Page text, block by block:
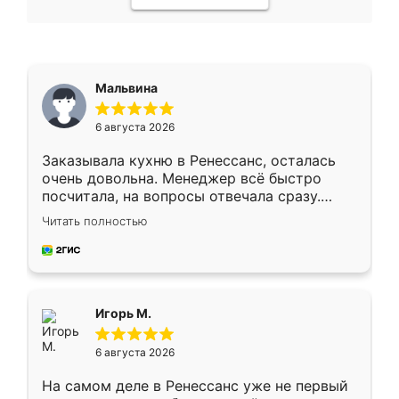
Мальвина
6 августа 2026
Заказывала кухню в Ренессанс, осталась
очень довольна. Менеджер всё быстро
посчитала, на вопросы отвечала сразу.
Замерщик приехал в субботу, подошёл к
делу со всей ответственностью. Собрали
за день, ребята работали аккуратно, даже
Читать полностью
Игорь М.
6 августа 2026
На самом деле в Ренессанс уже не первый